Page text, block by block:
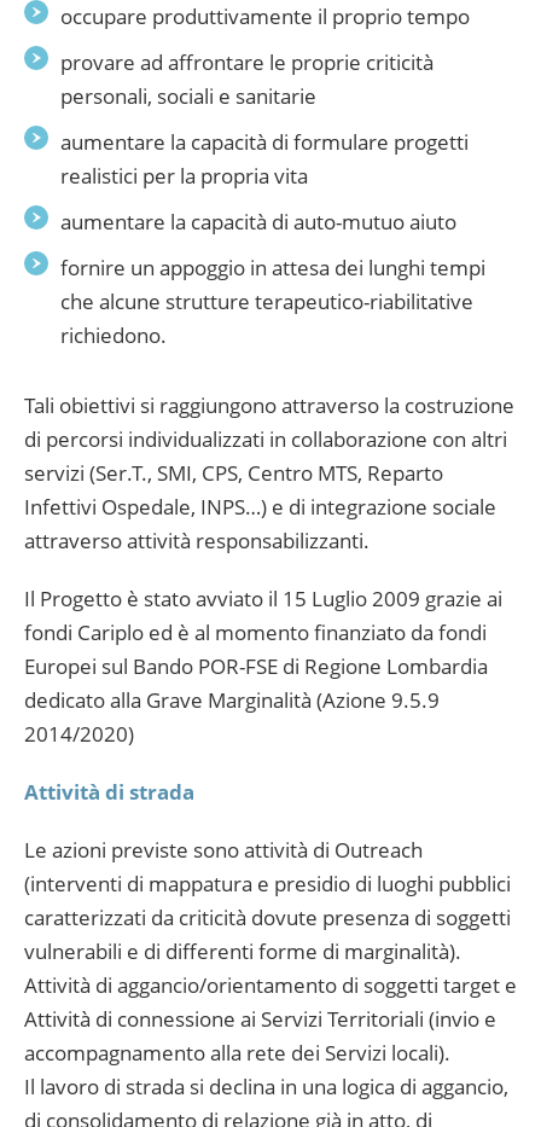
occupare produttivamente il proprio tempo
provare ad affrontare le proprie criticità
personali, sociali e sanitarie
aumentare la capacità di formulare progetti
realistici per la propria vita
aumentare la capacità di auto-mutuo aiuto
fornire un appoggio in attesa dei lunghi tempi
che alcune strutture terapeutico-riabilitative
richiedono.
Tali obiettivi si raggiungono attraverso la costruzione
di percorsi individualizzati in collaborazione con altri
servizi (Ser.T., SMI, CPS, Centro MTS, Reparto
Infettivi Ospedale, INPS…) e di integrazione sociale
attraverso attività responsabilizzanti.
Il Progetto è stato avviato il 15 Luglio 2009 grazie ai
fondi Cariplo ed è al momento finanziato da fondi
Europei sul Bando POR-FSE di Regione Lombardia
dedicato alla Grave Marginalità (Azione 9.5.9
2014/2020)
Attività di strada
Le azioni previste sono attività di Outreach
(interventi di mappatura e presidio di luoghi pubblici
caratterizzati da criticità dovute presenza di soggetti
vulnerabili e di differenti forme di marginalità).
Attività di aggancio/orientamento di soggetti target e
Attività di connessione ai Servizi Territoriali (invio e
accompagnamento alla rete dei Servizi locali).
Il lavoro di strada si declina in una logica di aggancio,
di consolidamento di relazione già in atto, di